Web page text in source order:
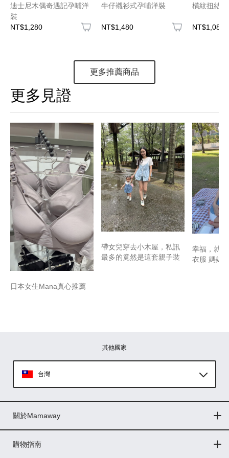
迪士尼木偶奇遇記孕哺洋
裝
NT$1,280
牛仔襯衫式孕哺洋裝
NT$1,480
橫紋扭結
NT$1,080
更多推薦商品
更多見證
日本女生Mana真心推薦
帶女兒穿去小木屋，私訊
最多的竟然是這套親子裝
幸福，就
衣服 媽媽
其他國家
台灣
印尼
菲律賓
關於Mamaway
門市據點
最新消息
品牌故事
人力招募
媒體花絮
隱私權聲明
CSR企業社會責任
購物指南